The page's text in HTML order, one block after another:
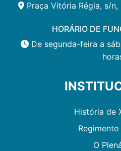
Praça Vitória Régia, s/n,
HORÁRIO DE
De segunda-feira a
História de
O